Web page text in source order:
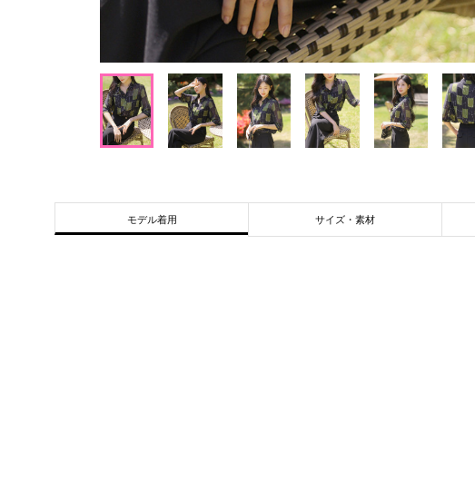
モデル着用 サイズ・素材